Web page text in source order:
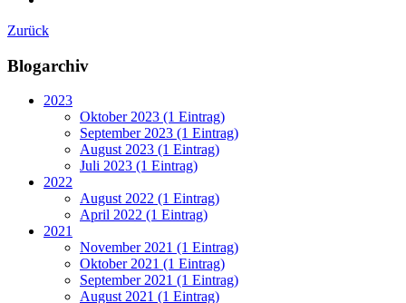
Zurück
Blogarchiv
2023
Oktober 2023 (1 Eintrag)
September 2023 (1 Eintrag)
August 2023 (1 Eintrag)
Juli 2023 (1 Eintrag)
2022
August 2022 (1 Eintrag)
April 2022 (1 Eintrag)
2021
November 2021 (1 Eintrag)
Oktober 2021 (1 Eintrag)
September 2021 (1 Eintrag)
August 2021 (1 Eintrag)